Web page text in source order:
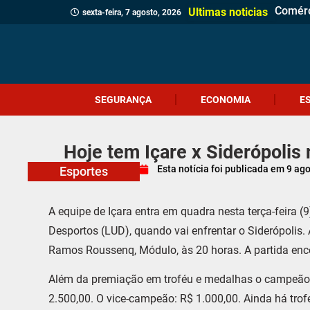
sexta-feira, 7 agosto, 2026 Ultimas noticias Prouni
Dia
Corpo
SEGURANÇA ECONOMIA
Hoje tem Içare x Siderópolis
Esportes Esta notícia foi publicada em 9
A equipe de Içara entra em quadra nesta terça-feira
Desportos (LUD), quando vai enfrentar o
Ramos Roussenq, Módulo, às 20 horas. A partida
Além da premiação em troféu e medalhas o
2.500,00. O vice-campeão: R$ 1.000,00. Ainda há